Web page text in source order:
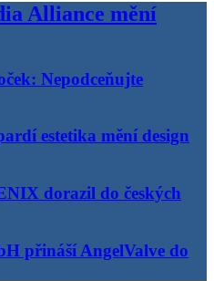
Alliance mění
Nepodceňujte
estetika mění design
dorazil do českých
přináší AngelValve do